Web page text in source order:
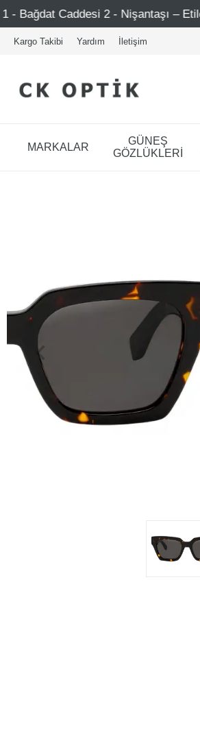
2 - Nişantaşı – Etiler – Ataşehir
Kargo Takibi Yardım İletişim
MARKALAR
GÜNEŞ
GÖZLÜKLERİ